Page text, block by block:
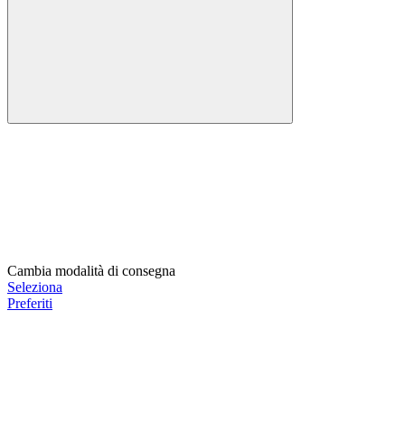
Cambia modalità di consegna
Seleziona
Preferiti